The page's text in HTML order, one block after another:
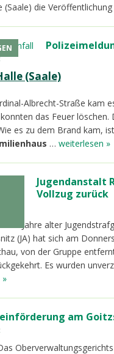
(Saale) die
(Saale)
Albrecht-Straße kam
das Feuer
es zu dem Brand kam,
… weiterlesen »
Jugendanstalt
Vollzug zurück
21 Jahre alter
(JA) hat sich am
von der Gruppe
Es wurden
am